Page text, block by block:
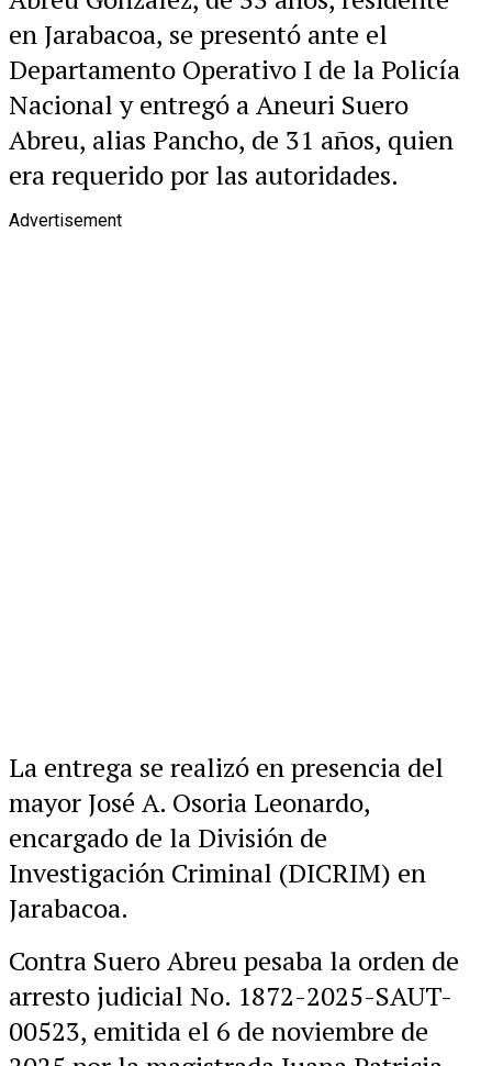
en Jarabacoa, se presentó ante el
Departamento Operativo I de la Policía
Nacional y entregó a Aneuri Suero
Abreu, alias Pancho, de 31 años, quien
era requerido por las autoridades.
Advertisement
La entrega se realizó en presencia del
mayor José A. Osoria Leonardo,
encargado de la División de
Investigación Criminal (DICRIM) en
Jarabacoa.
Contra Suero Abreu pesaba la orden de
arresto judicial No. 1872-2025-SAUT-
00523, emitida el 6 de noviembre de